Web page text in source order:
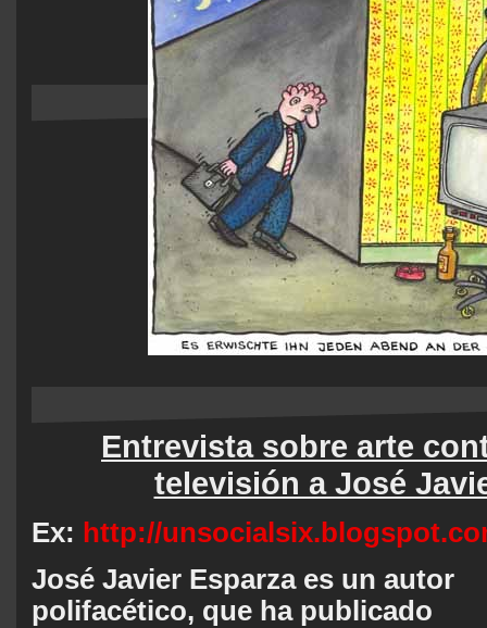
Entrevista sobre arte
televisión a José
Ex: http://
José Javier Esparza es un autor
polifacético, que ha publicado